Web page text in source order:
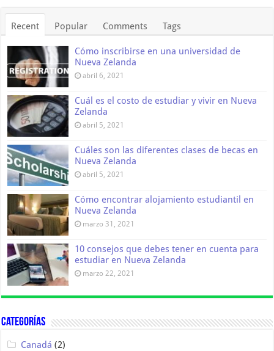
Recent Popular Comments Tags
Cómo inscribirse en una universidad de
Nueva Zelanda
abril 6, 2021
Cuál es el costo de estudiar y vivir en Nueva
Zelanda
abril 5, 2021
Cuáles son las diferentes clases de becas en
Nueva Zelanda
abril 5, 2021
Cómo encontrar alojamiento estudiantil en
Nueva Zelanda
marzo 31, 2021
10 consejos que debes tener en cuenta para
estudiar en Nueva Zelanda
marzo 22, 2021
Categorías
Canadá (2)